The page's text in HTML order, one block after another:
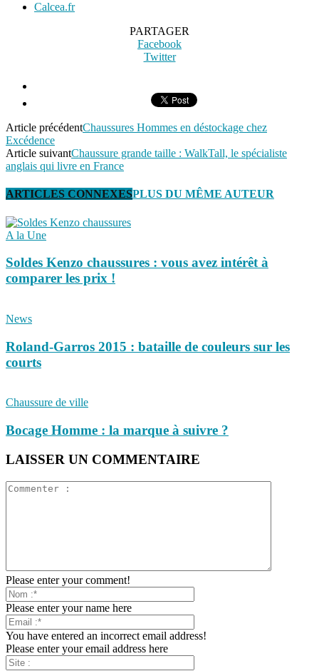
Calcea.fr
PARTAGER
Facebook
Twitter
Article précédentChaussures Hommes en déstockage chez
Excédence
Article suivantChaussure grande taille : WalkTall, le spécialiste
anglais qui livre en France
ARTICLES CONNEXESPLUS DU MÊME AUTEUR
A la Une
Soldes Kenzo chaussures : vous avez intérêt à
comparer les prix !
News
Roland-Garros 2015 : bataille de couleurs sur les
courts
Chaussure de ville
Bocage Homme : la marque à suivre ?
LAISSER UN COMMENTAIRE
Please enter your comment!
Please enter your name here
You have entered an incorrect email address!
Please enter your email address here